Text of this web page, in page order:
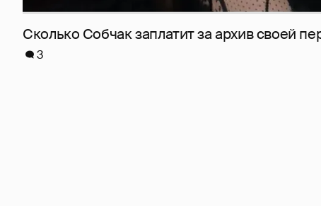
Сколько Собчак заплатит за архив своей
3